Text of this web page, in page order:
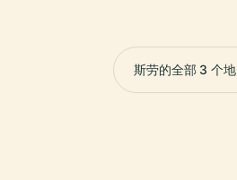
斯劳的全部 3 个